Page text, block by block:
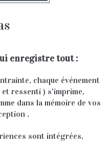
enregistre tout :
chaque événement
et ressenti ) s'imprime,
dans la mémoire de vos
.
sont intégrées,